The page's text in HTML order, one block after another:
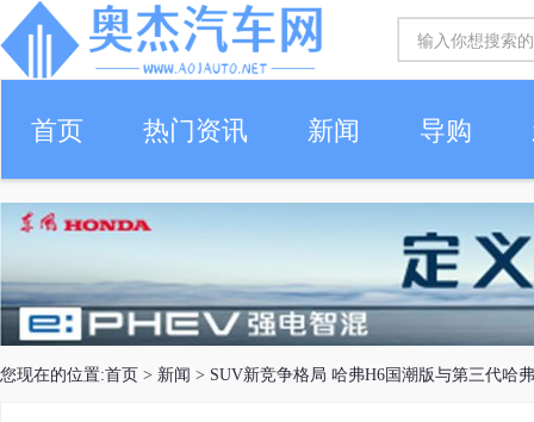
首页 热门资讯 新闻 导购
您现在的位置:首页 > 新闻 > SUV新竞争格局 哈弗H6国潮版与第三代哈